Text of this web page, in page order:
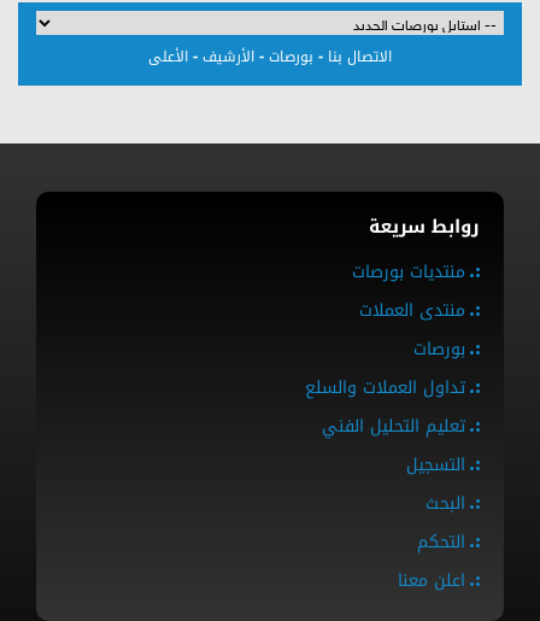
الاتصال بنا - بورصات-الأرشيف-الأعلى
روابط سريعة
منتديات بورصات
منتدى العملات
بورصات
تداول العملات والسلع
تعليم التحليل الفني
التسجيل
البحث
التحكم
اعلن معنا